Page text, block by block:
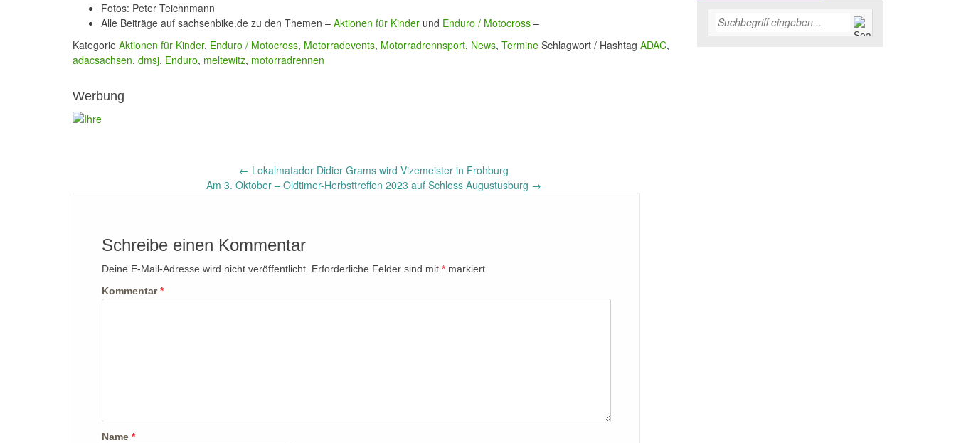
Fotos: Peter Teichnmann
Alle Beiträge auf sachsenbike.de zu den Themen – Aktionen für Kinder und Enduro / Motocross –
Kategorie Aktionen für Kinder, Enduro / Motocross, Motorradevents, Motorradrennsport, News, Termine Schlagwort / Hashtag ADAC,
adacsachsen, dmsj, Enduro, meltewitz, motorradrennen
Werbung
navigation
← Lokalmatador Didier Grams wird Vizemeister in Frohburg
Am 3. Oktober – Oldtimer-Herbsttreffen 2023 auf Schloss Augustusburg →
Schreibe einen Kommentar
Deine E-Mail-Adresse wird nicht veröffentlicht. Erforderliche Felder sind mit * markiert
Kommentar*
Name *